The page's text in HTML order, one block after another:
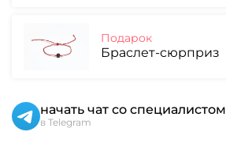
Подарок
Браслет-сюрприз
начать чат со специалистом
в Telegram